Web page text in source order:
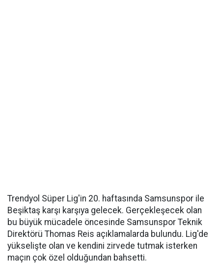
Trendyol Süper Lig'in 20. haftasında Samsunspor ile
Beşiktaş karşı karşıya gelecek. Gerçekleşecek olan
bu büyük mücadele öncesinde Samsunspor Teknik
Direktörü Thomas Reis açıklamalarda bulundu. Lig'de
yükselişte olan ve kendini zirvede tutmak isterken
maçın çok özel olduğundan bahsetti.